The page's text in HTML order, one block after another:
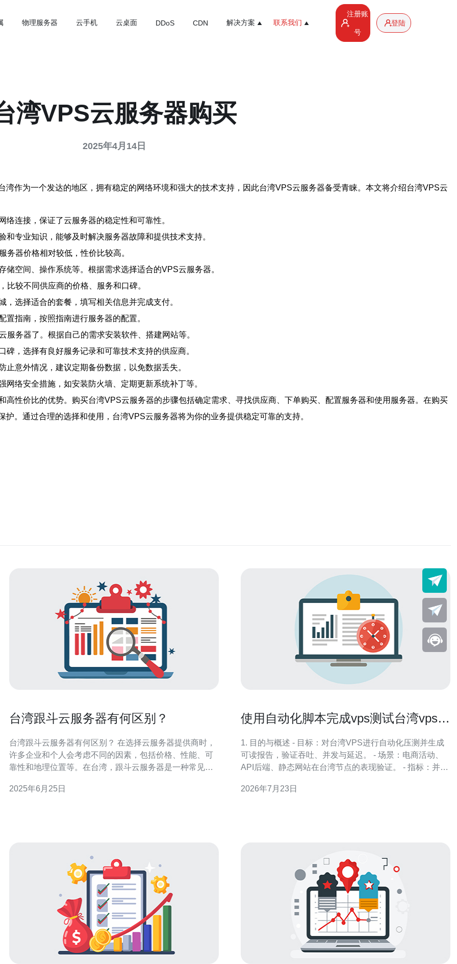
物理服务器 云手机 云桌面 DDoS CDN 解决方案 联系我们
注册账
号
登陆
湾VPS云服务器购买
2025年4月14日
作为一个发达的地区，拥有稳定的网络环境和强大的技术支持，因此台湾VPS云服务器备受青睐。本文将介绍台湾VPS云
连接，保证了云服务器的稳定性和可靠性。
专业知识，能够及时解决服务器故障和提供技术支持。
务器价格相对较低，性价比较高。
空间、操作系统等。根据需求选择适合的VPS云服务器。
较不同供应商的价格、服务和口碑。
选择适合的套餐，填写相关信息并完成支付。
指南，按照指南进行服务器的配置。
务器了。根据自己的需求安装软件、搭建网站等。
，选择有良好服务记录和可靠技术支持的供应商。
意外情况，建议定期备份数据，以免数据丢失。
络安全措施，如安装防火墙、定期更新系统补丁等。
性价比的优势。购买台湾VPS云服务器的步骤包括确定需求、寻找供应商、下单购买、配置服务器和使用服务器。在购买
。通过合理的选择和使用，台湾VPS云服务器将为你的业务提供稳定可靠的支持。
台湾跟斗云服务器有何区别？
台湾跟斗云服务器有何区别？ 在选择云服务器提供商时，
许多企业和个人会考虑不同的因素，包括价格、性能、可
靠性和地理位置等。在台湾，跟斗云服务器是一种常见的
别？本文将对此进行详细探讨。 首先，台湾跟斗云服务器
2025年6月25日
使用自动化脚本完成vps测试台湾vps架
1. 目的与概述 - 目标：对台湾VPS进行自动化压测并生成
可读报告，验证吞吐、并发与延迟。 - 场景：电商活动、
API后端、静态网站在台湾节点的表现验证。 - 指标：并发
CPU/内存占用。 - 工具链：k6（脚本化负载）、wrk（吞
2026年7月23日